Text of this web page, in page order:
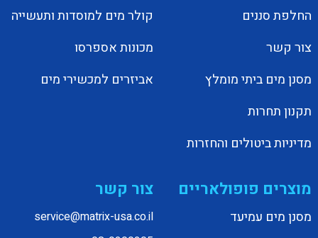
החלפת סננים
צור קשר
מסנן מים ביתי מומלץ
תקנון תחרות
מדיניות ביטולים והחזרות
קולר מים למוסדות ותעשייה
מכונות אספרסו
אביזרים למכשירי מים
מוצרים פופולאריים
מסנן מים עמיעד
צור קשר
service@matrix-usa.co.il